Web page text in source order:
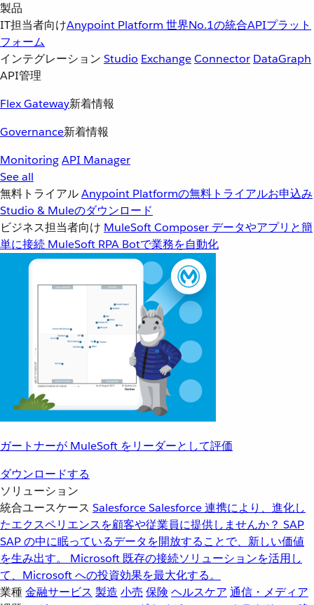
製品
IT担当者向けAnypoint Platform 世界No.1の統合APIプラット
フォーム
インテグレーション Studio ExchangeConnector DataGraph
API管理
Flex Gateway新着情報
Governance新着情報
MonitoringAPI Manager
See all
無料トライアルAnypoint Platformの無料トライアルお申込み
Studio & Muleのダウンロード
ビジネス担当者向け MuleSoft Composer データやアプリと簡
単に接続 MuleSoft RPA Botで業務を自動化
ガートナーが MuleSoft をリーダーとして評価
ダウンロードする
ソリューション
統合ユースケース SalesforceSalesforce 連携により、進化し
たエクスペリエンスを顧客や従業員に提供しませんか？ SAP
SAP の中に眠っているデータを開放することで、新しい価値
を生み出す。
Microsoft 既存の接続ソリューションを活用し
て、Microsoft への投資効果を最大化する。
業種金融サービス 製造 小売 保険 ヘルスケア 通信・メディア